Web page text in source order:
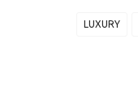
LUXURY